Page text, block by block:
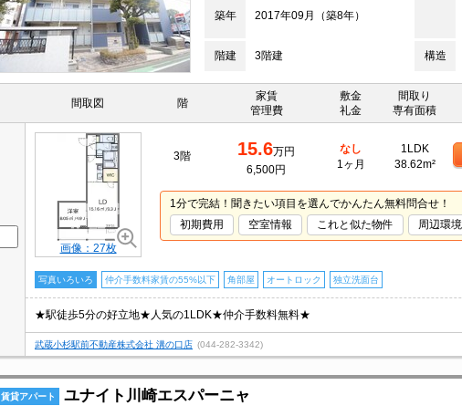
築年 2017年09月（築8年）
階建 3階建 構造
間取図 階
家賃
管理費
敷金
礼金
間取り
専有面積
画像：27枚
3階 15.6万円
6,500円
なし
1ヶ月
1LDK
38.62m²
1分で完結！聞きたい項目を選んでかんたん無料問合せ！
初期費用
空室情報 これと似た物件 周辺環境
写真いろいろ 仲介手数料家賃の55%以下 角部屋 オートロック 独立洗面台
★駅徒歩5分の好立地★人気の1LDK★仲介手数料無料★
武蔵小杉駅前不動産株式会社 溝の口店 (044-282-3342)
賃貸アパート ユナイト川崎エスパーニャ